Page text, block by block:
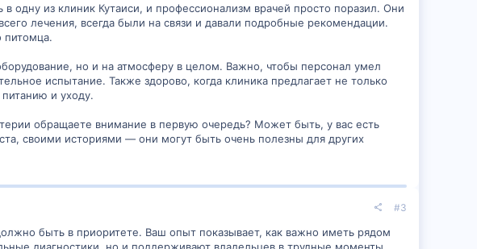
одну из клиник Кутаиси, и профессионализм врачей просто поразил. Они
лечения, всегда были на связи и давали подробные рекомендации.
питомца.
но и на атмосферу в целом. Важно, чтобы персонал умел
испытание. Также здорово, когда клиника предлагает не только
и уходу.
обращаете внимание в первую очередь? Может быть, у вас есть
своими историями — они могут быть очень полезны для других
#3
быть в приоритете. Ваш опыт показывает, как важно иметь рядом